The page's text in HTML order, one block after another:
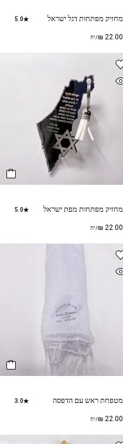
מחזיק מפתחות דגל ישראל 5.0
₪22.00 /יח
מחזיק מפתחות מפת ישראל 5.0
₪22.00 /יח
מטפחת ראש עם הדפסה 3.0
₪22.00 /יח